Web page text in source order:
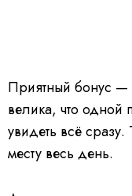
Приятный бонус —
велика, что одной
увидеть всё сразу.
месту весь день.